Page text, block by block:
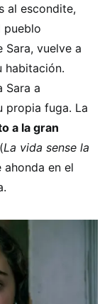
al escondite,
pueblo
Sara, vuelve a
habitación.
Sara a
propia fuga. La
a la gran
(La vida sense la
ahonda en el